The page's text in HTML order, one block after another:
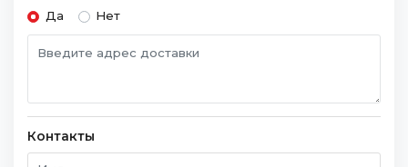
Да Нет
Контакты